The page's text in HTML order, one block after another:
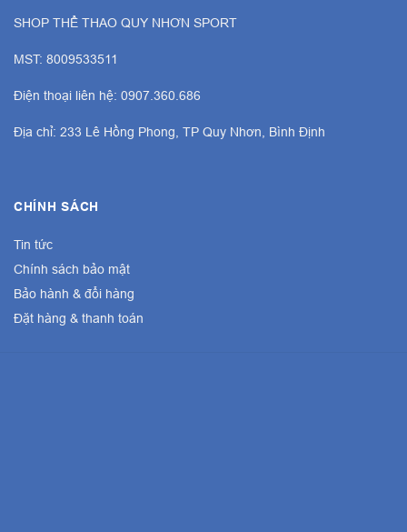
SHOP THỂ THAO QUY NHƠN SPORT
MST: 8009533511
Điện thoại liên hệ: 0907.360.686
Địa chỉ: 233 Lê Hồng Phong, TP Quy Nhơn, Bình Định
CHÍNH SÁCH
Tin tức
Chính sách bảo mật
Bảo hành & đổi hàng
Đặt hàng & thanh toán